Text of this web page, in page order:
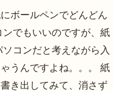
ボールペンでどんどん
でもいいのですが、紙
コンだと考えながら入
うんですよね。。。 紙
き出してみて、消さず